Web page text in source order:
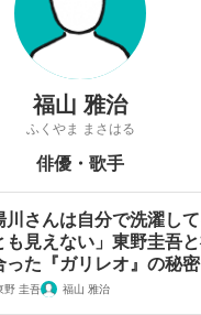
福山 雅治
ふくやま まさはる
俳優・歌手
川さんは自分で洗濯し
も見えない」東野圭吾
った『ガリレオ』の秘密
野 圭吾 福山 雅治